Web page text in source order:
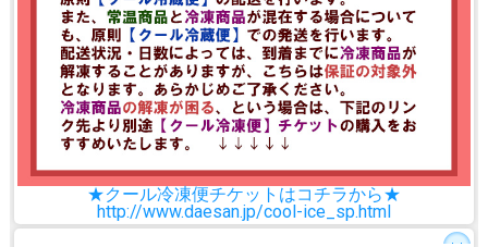
★クール冷凍便チケットはコチラから★
http://www.daesan.jp/cool-ice_sp.html